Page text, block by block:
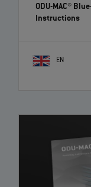
ODU-MAC®
Instructions
EN